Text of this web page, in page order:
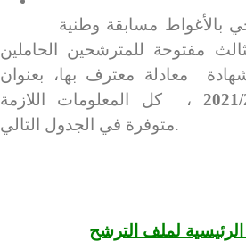
مفتوحة للمترشحين الحاملين
معادلة معترف بها، بعنوان
، كل المعلومات اللازمة
متوفرة في الجدول التالي.
لملف الترشح